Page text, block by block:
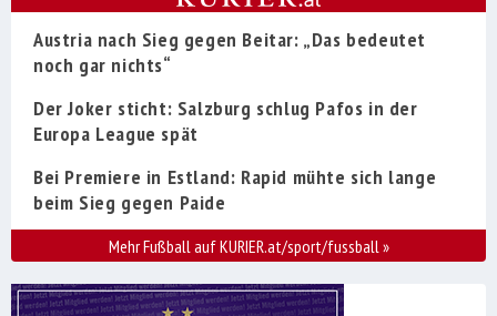
Austria nach Sieg gegen Beitar: „Das bedeutet
noch gar nichts“
Der Joker sticht: Salzburg schlug Pafos in der
Europa League spät
Bei Premiere in Estland: Rapid mühte sich lange
beim Sieg gegen Paide
Mehr Fußball auf KURIER.at/sport/fussball»